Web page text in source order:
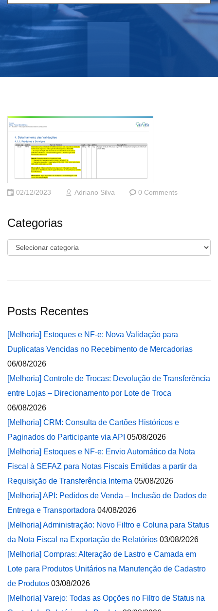
for:
02/12/2023 Adriano Silva 0 Comments
Categorias
Categorias
Posts Recentes
[Melhoria] Estoques e NF-e: Nova Validação para
Duplicatas Vencidas no Recebimento de Mercadorias
06/08/2026
[Melhoria] Controle de Trocas: Devolução de Transferência
entre Lojas – Direcionamento por Lote de Troca
06/08/2026
[Melhoria] CRM: Consulta de Cartões Históricos e
Paginados do Participante via API 05/08/2026
[Melhoria] Estoques e NF-e: Envio Automático da Nota
Fiscal à SEFAZ para Notas Fiscais Emitidas a partir da
Requisição de Transferência Interna 05/08/2026
[Melhoria] API: Pedidos de Venda – Inclusão de Dados de
Entrega e Transportadora 04/08/2026
[Melhoria] Administração: Novo Filtro e Coluna para Status
da Nota Fiscal na Exportação de Relatórios 03/08/2026
[Melhoria] Compras: Alteração de Lastro e Camada em
Lote para Produtos Unitários na Manutenção de Cadastro
de Produtos 03/08/2026
[Melhoria] Varejo: Todas as Opções no Filtro de Status na